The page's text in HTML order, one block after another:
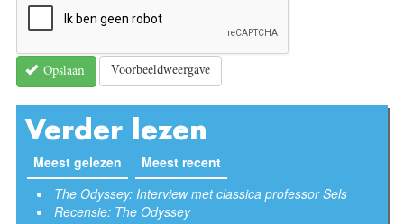
Opslaan Voorbeeldweergave
Verder lezen
Meest gelezen Meest recent
The Odyssey: Interview met classica professor Sels
Recensie: The Odyssey